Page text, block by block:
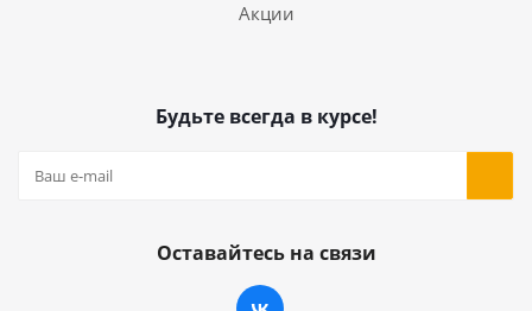
Акции
Будьте всегда в курсе!
Оставайтесь на связи